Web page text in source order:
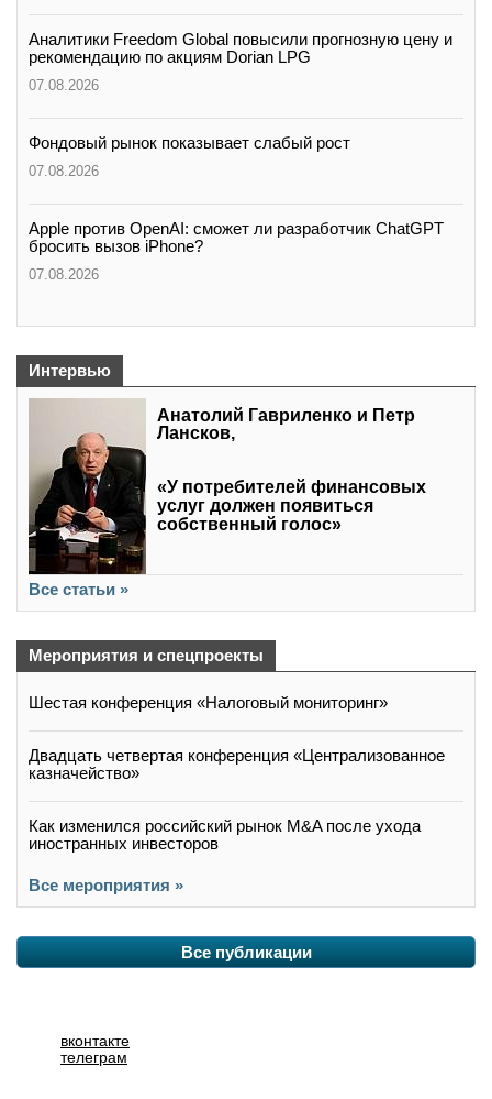
Аналитики Freedom Global повысили прогнозную цену и
рекомендацию по акциям Dorian LPG
07.08.2026
Фондовый рынок показывает слабый рост
07.08.2026
Apple против OpenAI: сможет ли разработчик ChatGPT
бросить вызов iPhone?
07.08.2026
Интервью
Анатолий Гавриленко и Петр
Лансков,
«У потребителей финансовых
услуг должен появиться
собственный голос»
Все статьи »
Мероприятия и спецпроекты
Шестая конференция «Налоговый мониторинг»
Двадцать четвертая конференция «Централизованное
казначейство»
Как изменился российский рынок M&A после ухода
иностранных инвесторов
Все мероприятия »
Все публикации
вконтакте
телеграм